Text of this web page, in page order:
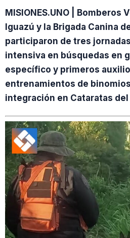
MISIONES.UNO | Bomberos
Iguazú y la Brigada Canina
participaron de tres
intensiva en búsquedas en
específico y primeros
entrenamientos de
integración en Cataratas del